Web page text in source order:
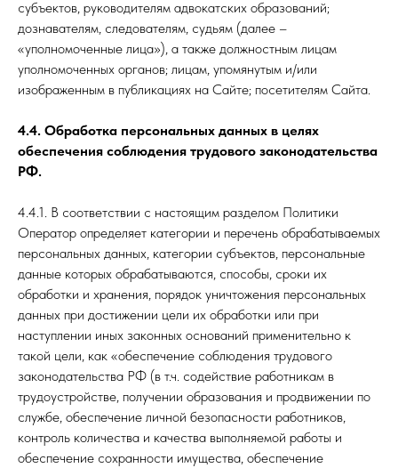
субъектов, руководителям адвокатских образований;
дознавателям, следователям, судьям (далее –
«уполномоченные лица»), а также должностным лицам
уполномоченных органов; лицам, упомянутым и/или
изображенным в публикациях на Сайте; посетителям Сайта.
4.4. Обработка персональных данных в целях
обеспечения соблюдения трудового законодательства
РФ.
4.4.1. В соответствии с настоящим разделом Политики
Оператор определяет категории и перечень обрабатываемых
персональных данных, категории субъектов, персональные
данные которых обрабатываются, способы, сроки их
обработки и хранения, порядок уничтожения персональных
данных при достижении цели их обработки или при
наступлении иных законных оснований применительно к
такой цели, как «обеспечение соблюдения трудового
законодательства РФ (в т.ч. содействие работникам в
трудоустройстве, получении образования и продвижении по
службе, обеспечение личной безопасности работников,
контроль количества и качества выполняемой работы и
обеспечение сохранности имущества, обеспечение